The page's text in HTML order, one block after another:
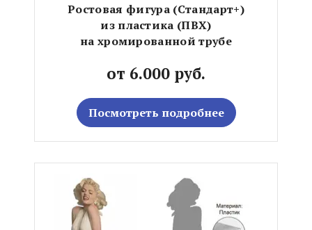
Ростовая фигура (Стандарт+)
из пластика (ПВХ)
на хромированной трубе
от 6.000 руб.
Посмотреть подробнее